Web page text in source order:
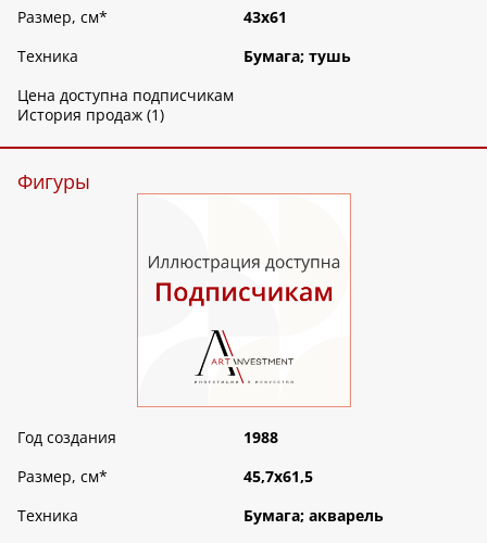
Размер, см*
43х61
Техника
Бумага; тушь
Цена доступна подписчикам
История продаж (1)
Фигуры
Год создания
1988
Размер, см*
45,7х61,5
Техника
Бумага; акварель